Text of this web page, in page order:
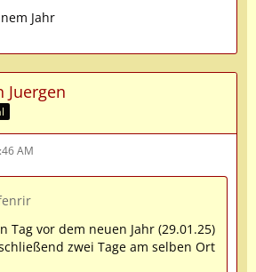
Jahr
Juergen
AM
Tag vor dem neuen Jahr (29.01.25)
zwei Tage am selben Ort